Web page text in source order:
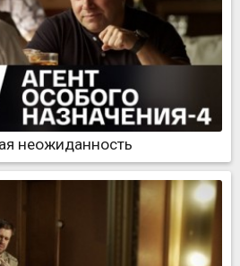
неожиданность